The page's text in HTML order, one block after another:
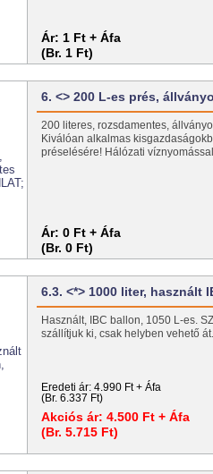
Ár: 1 Ft + Áfa
(Br. 1 Ft)
6. <> 200 L-es prés,
200 literes, rozsdamentes,
Kiválóan alkalmas
préselésére! Hálózati
Ár: 0 Ft + Áfa
(Br. 0 Ft)
6.3. <*> 1000 liter, használt
Használt, IBC ballon, 1050 L-es.
szállítjuk ki, csak helyben vehető
Eredeti ár: 4.990 Ft + Áfa
(Br. 6.337 Ft)
Akciós ár: 4.500 Ft + Áfa
(Br. 5.715 Ft)